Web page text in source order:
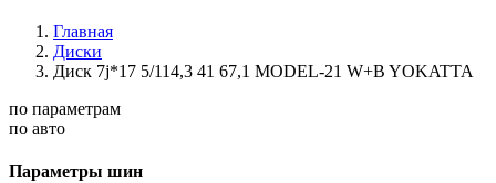
Главная
Диски
Диск 7j*17 5/114,3 41 67,1 MODEL-21 W+B YOKATTA
по параметрам
по авто
Параметры шин